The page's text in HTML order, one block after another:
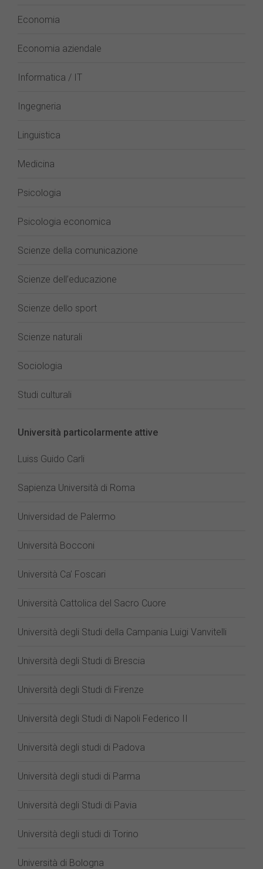
Economia
Economia aziendale
Informatica / IT
Ingegneria
Linguistica
Medicina
Psicologia
Psicologia economica
Scienze della comunicazione
Scienze dell’educazione
Scienze dello sport
Scienze naturali
Sociologia
Studi culturali
Università particolarmente attive
Luiss Guido Carli
Sapienza Università di Roma
Universidad de Palermo
Università Bocconi
Università Ca’ Foscari
Università Cattolica del Sacro Cuore
Università degli Studi della Campania Luigi Vanvitelli
Università degli Studi di Brescia
Università degli Studi di Firenze
Università degli Studi di Napoli Federico II
Università degli studi di Padova
Università degli studi di Parma
Università degli Studi di Pavia
Università degli studi di Torino
Università di Bologna